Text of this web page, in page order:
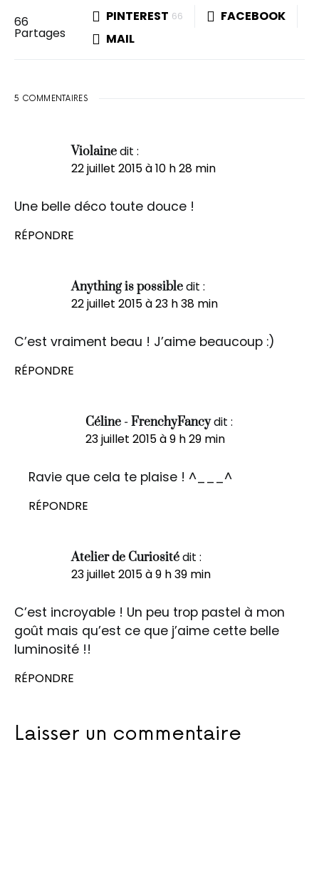
66
Partages
PINTEREST 66
FACEBOOK
MAIL
5 COMMENTAIRES
Violainedit :
22 juillet 2015 à 10 h 28 min
Une belle déco toute douce !
RÉPONDRE
Anything is possibledit :
22 juillet 2015 à 23 h 38 min
C’est vraiment beau ! J’aime beaucoup :)
RÉPONDRE
Céline - FrenchyFancydit :
23 juillet 2015 à 9 h 29 min
Ravie que cela te plaise ! ^___^
RÉPONDRE
Atelier de Curiositédit :
23 juillet 2015 à 9 h 39 min
C’est incroyable ! Un peu trop pastel à mon
goût mais qu’est ce que j’aime cette belle
luminosité !!
RÉPONDRE
Laisser un commentaire